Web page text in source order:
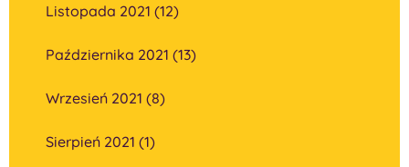
Listopada 2021 (12)
Października 2021 (13)
Wrzesień 2021 (8)
Sierpień 2021 (1)